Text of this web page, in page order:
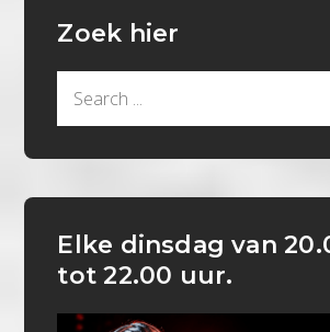
Zoek hier
Elke dinsdag van
tot 22.00 uur.